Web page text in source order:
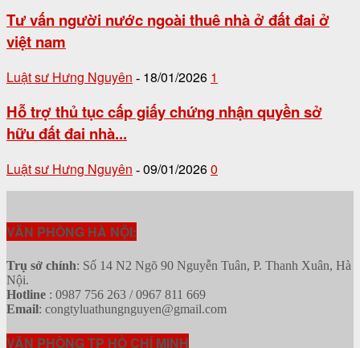
Tư vấn người nước ngoài thuê nhà ở đất đai ở
việt nam
Luật sư Hưng Nguyên - 18/01/2026 1
Hỗ trợ thủ tục cấp giấy chứng nhận quyền sở
hữu đất đai nhà...
Luật sư Hưng Nguyên - 09/01/20260
VĂN PHÒNG HÀ NỘI:
Trụ sở chính: Số 14 N2 Ngõ 90 Nguyễn Tuân, P. Thanh Xuân, Hà
Nội.
Hotline : 0987 756 263 / 0967 811 669
Email: congtyluathungnguyen@gmail.com
VĂN PHÒNG TP HỒ CHÍ MINH